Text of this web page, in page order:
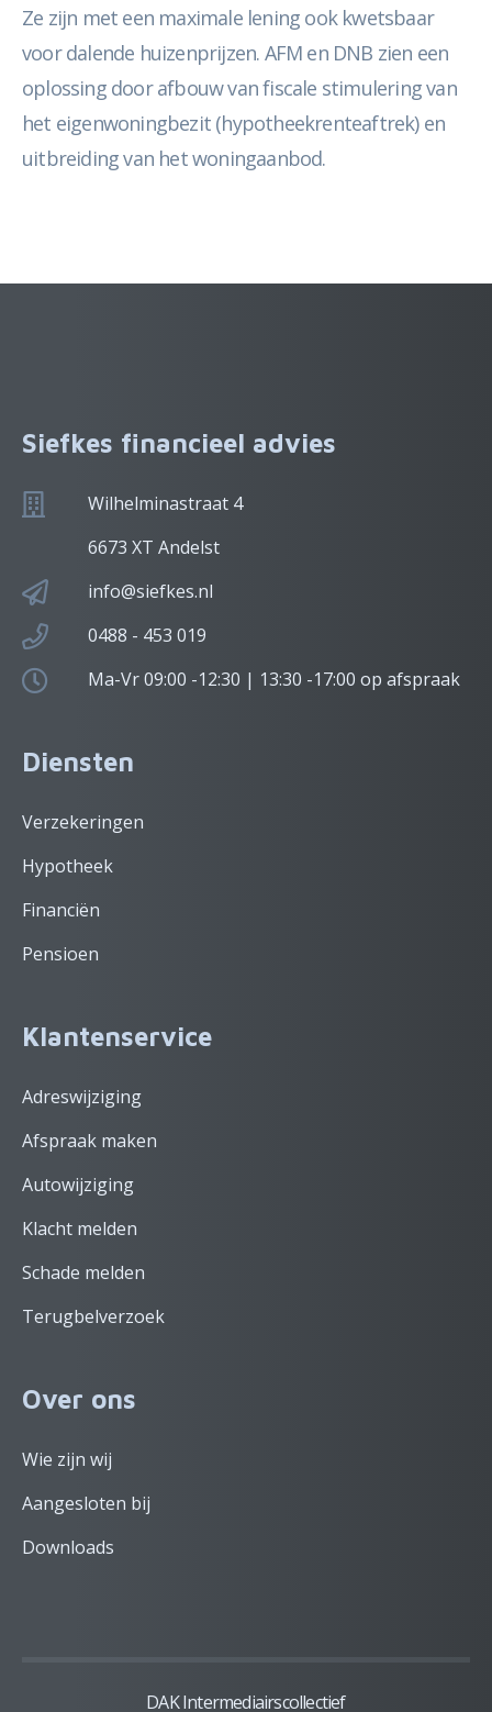
Ze zijn met een maximale lening ook kwetsbaar
voor dalende huizenprijzen. AFM en DNB zien een
oplossing door afbouw van fiscale stimulering van
het eigenwoningbezit (hypotheekrenteaftrek) en
uitbreiding van het woningaanbod.
Siefkes financieel advies
Wilhelminastraat 4
6673 XT Andelst
info@siefkes.nl
0488 - 453 019
Ma-Vr 09:00 -12:30 | 13:30 -17:00 op afspraak
Diensten
Verzekeringen
Hypotheek
Financiën
Pensioen
Klantenservice
Adreswijziging
Afspraak maken
Autowijziging
Klacht melden
Schade melden
Terugbelverzoek
Over ons
Wie zijn wij
Aangesloten bij
Downloads
DAK Intermediairscollectief